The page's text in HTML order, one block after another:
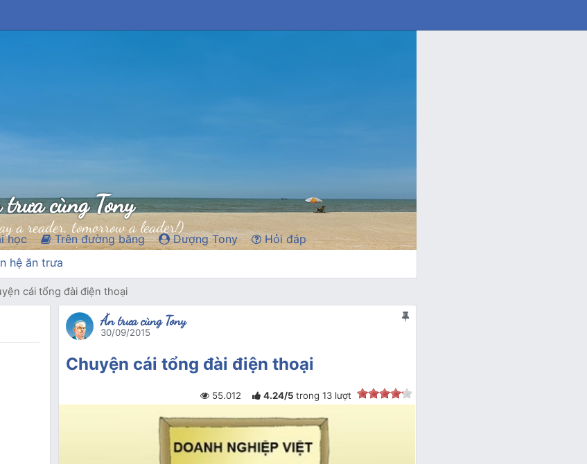
cùng Tony
a reader, tomorrow a leader!)
học Trên đường băng Dượng Tony
Hỏi đáp
hệ ăn trưa
cái tổng đài điện thoại
Ăn trưa cùng Tony
30/09/2015
Chuyện cái tổng đài điện thoại
55.012 4.24/5 trong 13lượt